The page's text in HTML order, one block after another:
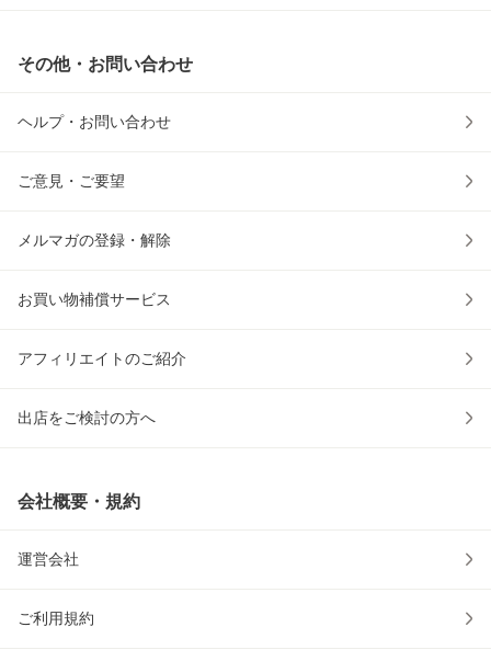
その他・お問い合わせ
ヘルプ・お問い合わせ
ご意見・ご要望
メルマガの登録・解除
お買い物補償サービス
アフィリエイトのご紹介
出店をご検討の方へ
会社概要・規約
運営会社
ご利用規約